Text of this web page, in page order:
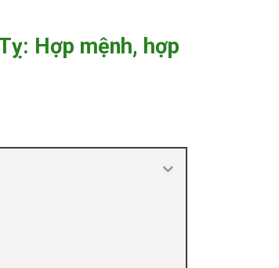
Hợp mệnh, hợp